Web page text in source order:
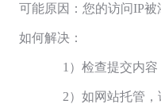
可能原因：您的访问IP
如何解决：
1）检查提交内容
2）如网站托管，